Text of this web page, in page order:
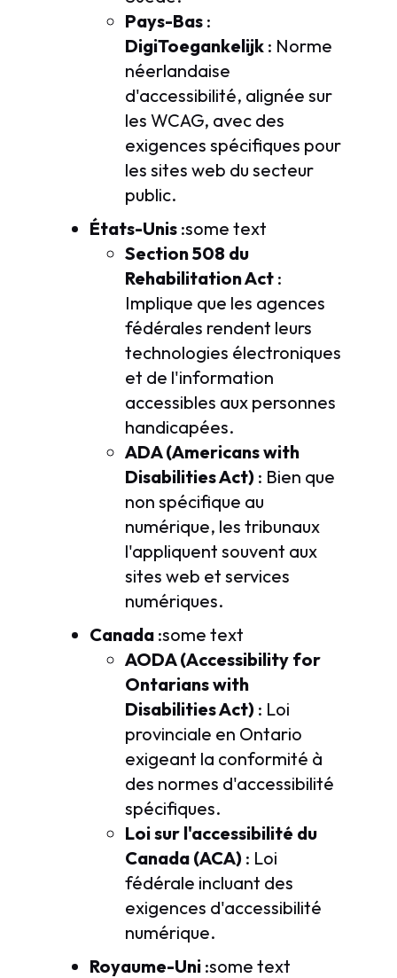
Pays-Bas:
DigiToegankelijk: Norme
néerlandaise
d'accessibilité, alignée sur
les WCAG, avec des
exigences spécifiques pour
les sites web du secteur
public.
États-Unis:some text
Section 508 du
Rehabilitation Act:
Implique que les agences
fédérales rendent leurs
technologies électroniques
et de l'information
accessibles aux personnes
handicapées.
ADA (Americans with
Disabilities Act): Bien que
non spécifique au
numérique, les tribunaux
l'appliquent souvent aux
sites web et services
numériques.
Canada:some text
AODA (Accessibility for
Ontarians with
Disabilities Act): Loi
provinciale en Ontario
exigeant la conformité à
des normes d'accessibilité
spécifiques.
Loi sur l'accessibilité du
Canada (ACA): Loi
fédérale incluant des
exigences d'accessibilité
numérique.
Royaume-Uni:some text